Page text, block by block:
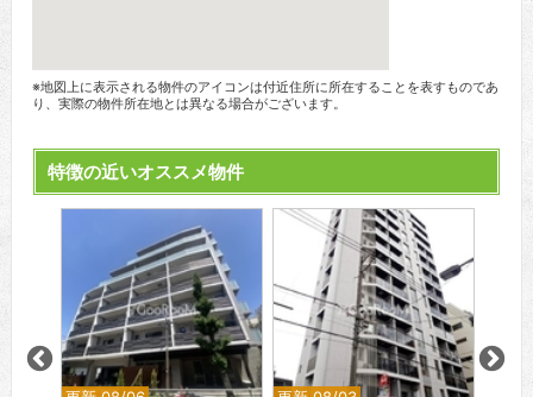
※地図上に表示される物件のアイコンは付近住所に所在することを表すものであ
り、実際の物件所在地とは異なる場合がございます。
特徴の近いオススメ物件